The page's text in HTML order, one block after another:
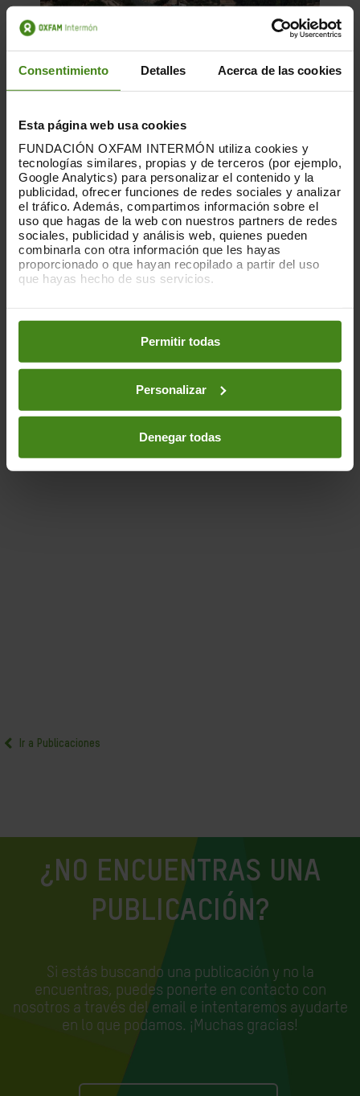
Consentimiento Detalles Acerca de las cookies
Esta página web usa cookies
FUNDACIÓN OXFAM INTERMÓN utiliza cookies y
tecnologías similares, propias y de terceros (por ejemplo,
Google Analytics) para personalizar el contenido y la
publicidad, ofrecer funciones de redes sociales y analizar
el tráfico. Además, compartimos información sobre el
uso que hagas de la web con nuestros partners de redes
sociales, publicidad y análisis web, quienes pueden
combinarla con otra información que les hayas
proporcionado o que hayan recopilado a partir del uso
que hayas hecho de sus servicios.
preferencias accediendo a nuestraPolítica de Cookieso
en los botones facilitados a continuación:
Permitir todas
Personalizar
Denegar todas
15.09.2025
Las actividades comerciales con los
asentamientos ilegales
El informe pone de relieve cómo los
Estados y las empresas extranjeras
humanitaria provocada por...
Derechos Humanos-Conflictos- Armas- Paz y
Desplazamiento- Migraciones y
Sector privado
Ir a Publicaciones
¿NO ENCUENTRAS UNA
PUBLICACIÓN?
Si estás buscando una publicación y no la
encuentras, puedes ponerte en contacto con
nosotros a través del email e intentaremos ayudarte
en lo que podamos. ¡Muchas gracias!